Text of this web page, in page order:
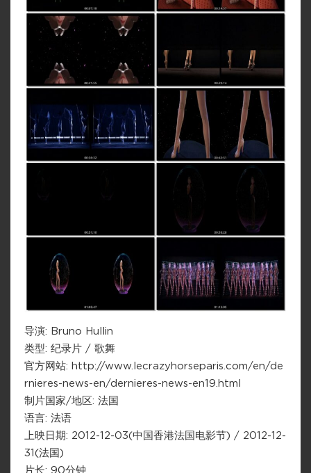
导演: Bruno Hullin
类型: 纪录片 / 歌舞
官方网站: http://www.lecrazyhorseparis.com/en/de
rnieres-news-en/dernieres-news-en19.html
制片国家/地区: 法国
语言: 法语
上映日期: 2012-12-03(中国香港法国电影节) / 2012-12-
31(法国)
片长: 90分钟